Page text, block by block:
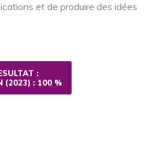
et de produire des idées
:
(2023) : 100 %